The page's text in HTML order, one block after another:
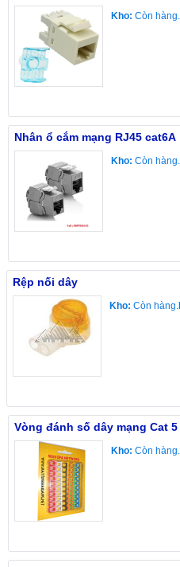
Kho: Còn hàng.
Nhân ổ cắm mạng RJ45 cat6A
Kho: Còn hàng.
Rệp nối dây
Kho: Còn hàng.
Vòng đánh số dây mạng Cat 5
Kho: Còn hàng.